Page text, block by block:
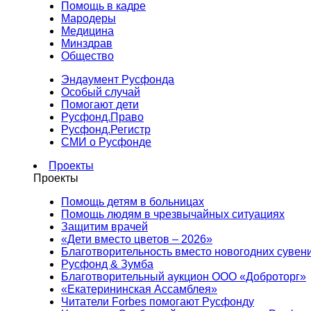
Помощь в кадре
Мародеры
Медицина
Минздрав
Общество
Эндаумент Русфонда
Особый случай
Помогают дети
Русфонд.Право
Русфонд.Регистр
СМИ о Русфонде
Проекты
Проекты
Помощь детям в больницах
Помощь людям в чрезвычайных ситуациях
Защитим врачей
«Дети вместо цветов – 2026»
Благотворительность вместо новогодних
Русфонд & Зумба
Благотворительный аукцион ООО «Доброторг»
«Екатерининская Ассамблея»
Читатели Forbes помогают Русфонду